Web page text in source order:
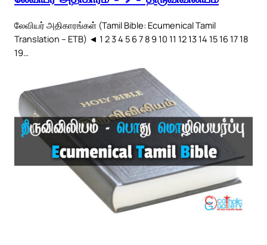
லேவியர் அதிகாரங்கள் (Tamil Bible: Ecumenical Tamil
Translation – ETB) ◄ 1 2 3 4 5 6 7 8 9 10 11 12 13 14 15 16 17 18
19…